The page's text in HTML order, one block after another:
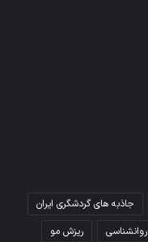
جاذبه های گردشگری ایران
روانشناسی
ریزش مو